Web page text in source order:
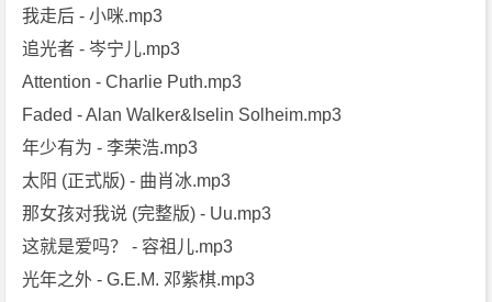
我走后 - 小咪.mp3
追光者 - 岑宁儿.mp3
Attention - Charlie Puth.mp3
Faded - Alan Walker&Iselin Solheim.mp3
年少有为 - 李荣浩.mp3
太阳 (正式版) - 曲肖冰.mp3
那女孩对我说 (完整版) - Uu.mp3
这就是爱吗？ - 容祖儿.mp3
光年之外 - G.E.M. 邓紫棋.mp3